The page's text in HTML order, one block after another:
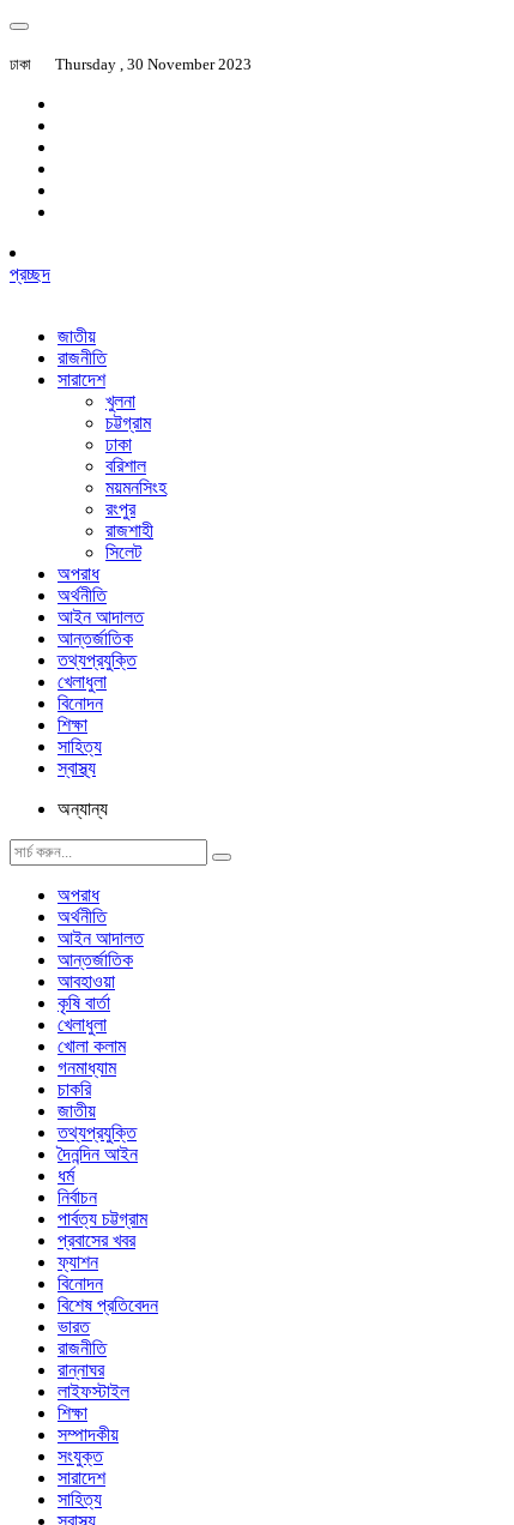
ঢাকা Thursday , 30 November 2023
প্রচ্ছদ
জাতীয়
রাজনীতি
সারাদেশ
খুলনা
চট্টগ্রাম
ঢাকা
বরিশাল
ময়মনসিংহ
রংপুর
রাজশাহী
সিলেট
অপরাধ
অর্থনীতি
আইন আদালত
আন্তর্জাতিক
তথ্যপ্রযুক্তি
খেলাধুলা
বিনোদন
শিক্ষা
সাহিত্য
স্বাস্থ্য
অন্যান্য
অপরাধ
অর্থনীতি
আইন আদালত
আন্তর্জাতিক
আবহাওয়া
কৃষি বার্তা
খেলাধুলা
খোলা কলাম
গনমাধ্যাম
চাকরি
জাতীয়
তথ্যপ্রযুক্তি
দৈনন্দিন আইন
ধর্ম
নির্বাচন
পার্বত্য চট্টগ্রাম
প্রবাসের খবর
ফ্যাশন
বিনোদন
বিশেষ প্রতিবেদন
ভারত
রাজনীতি
রান্নাঘর
লাইফস্টাইল
শিক্ষা
সম্পাদকীয়
সংযুক্ত
সারাদেশ
সাহিত্য
স্বাস্থ্য